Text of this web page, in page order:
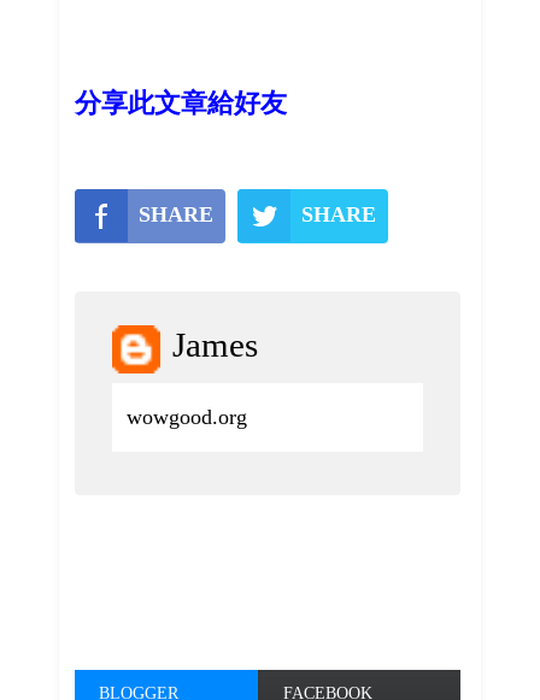
分享此文章給好友
SHARE SHARE
James
wowgood.org
BLOGGER FACEBOOK